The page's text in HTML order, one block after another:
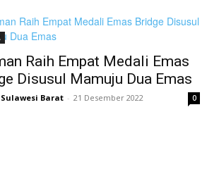
Raih Empat Medali Emas
Disusul Mamuju Dua Emas
Sulawesi Barat - 21 Desember 2022 0